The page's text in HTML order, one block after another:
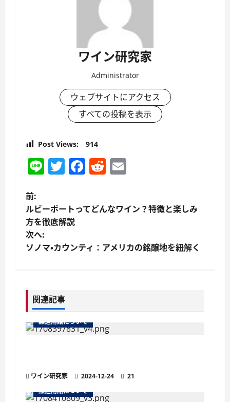
ワイン研究家
Administrator
ウェブサイトにアクセス
すべての投稿を表示
Post Views: 914
LineTwitter
Facebook
Reddit
投
稿
ナ
ゲ
ー
シ
ン
前:
ルビーポートってどんなワイン？特徴と楽しみ
方を徹底解説
次へ:
ソノマ・カウンティ：アメリカの銘醸地を紐解く
関連記事
醸造用語について
ワイン研究家 2024-12-24
21
醸造用語について